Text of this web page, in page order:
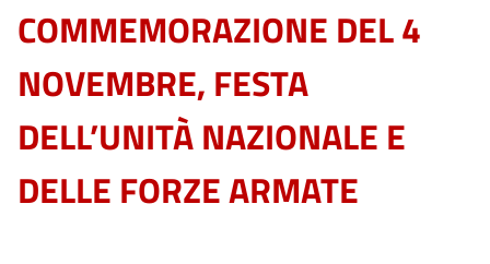
COMMEMORAZIONE DEL 4
NOVEMBRE, FESTA
DELL’UNITÀ NAZIONALE E
DELLE FORZE ARMATE